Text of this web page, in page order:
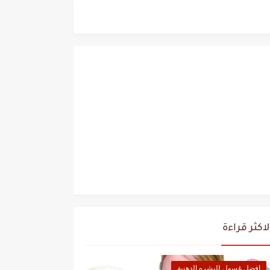
قراءة
افضل غسول للبشره الدهنية